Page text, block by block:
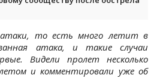
атаки, то есть много летит в
атака, и такие случаи
Видели пролет несколько
и комментировали уже об